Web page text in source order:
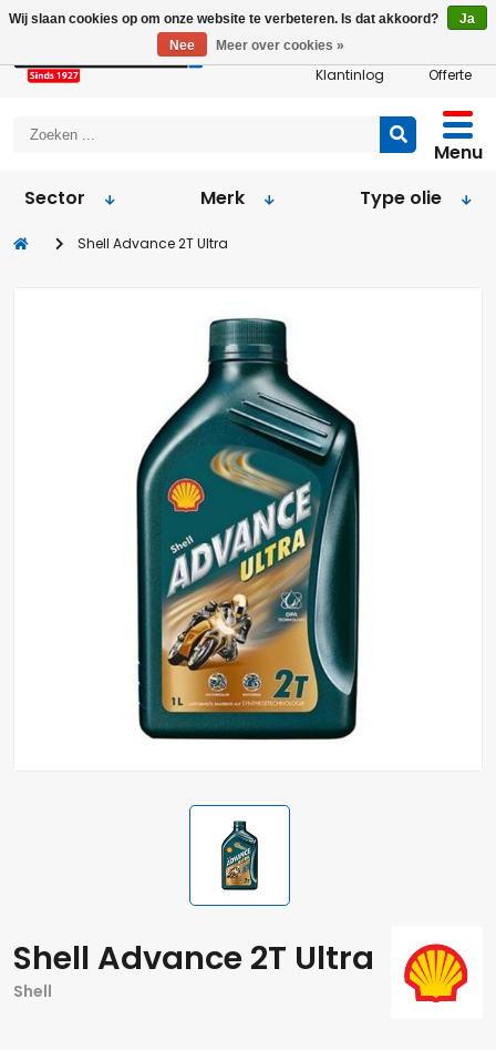
Klantinlog Offerte
Menu
Sector
Merk Type olie
Shell Advance 2T Ultra
Shell Advance 2T Ultra
Shell
Wij slaan cookies op om onze website te verbeteren. Is dat akkoord?
Ja
Nee
Meer over cookies »